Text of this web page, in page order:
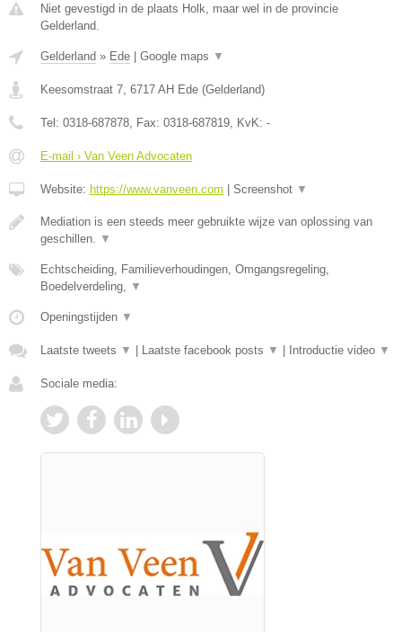
Niet gevestigd in de plaats Holk, maar wel in de provincie
Gelderland.
Gelderland » Ede Google maps ▼
Keesomstraat 7 6717 AH Ede (Gelderland)
Tel: 0318-687878 , Fax: 0318-687819 , KvK: -
E-mail › Van Veen Advocaten
Website: https://www.vanveen.com Screenshot ▼
Mediation is een steeds meer gebruikte wijze van oplossing van
geschillen.
▼
Echtscheiding, Familieverhoudingen, Omgangsregeling,
Boedelverdeling,
▼
Openingstijden ▼
Laatste tweets ▼ Laatste facebook posts ▼ Introductie video ▼
Sociale media: